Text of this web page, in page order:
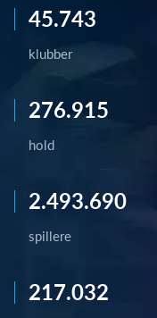
45.743
klubber
276.915
hold
2.493.690
spillere
217.032